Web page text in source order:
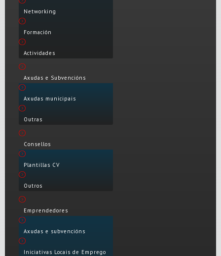
Networking
Formación
Actividades
Axudas e Subvencións
Axudas municipais
Outras
Consellos
Plantillas CV
Outros
Emprendedores
Axudas e subvencións
Iniciativas Locais de Emprego